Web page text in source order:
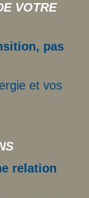
VOTRE
pas
et vos
relation